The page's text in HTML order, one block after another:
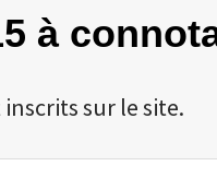
à
sur le site.